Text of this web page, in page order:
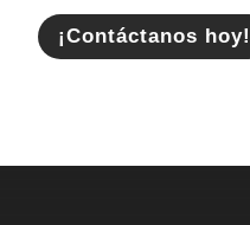
¡Contáctanos hoy!